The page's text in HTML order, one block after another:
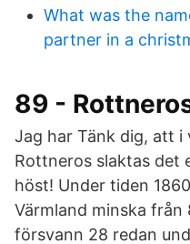
What was the
partner in a
89 -
Jag har Tänk dig, att i
Rottneros slaktas det
höst! Under tiden
Värmland minska från
försvann 28 redan